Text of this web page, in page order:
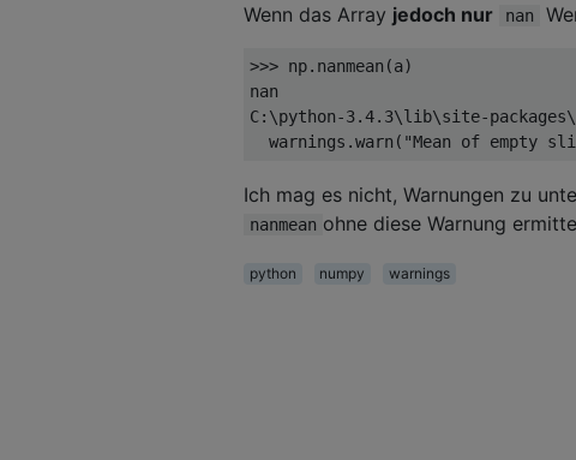
Wenn das Array jedoch nur nan
>>> np.nanmean(a)
nan
C:\python-3.4.3\lib\site-
  warnings.warn(
"Mean of empty
Ich mag es nicht, Warnungen zu
nanmean ohne diese Warnung
python numpy warnings